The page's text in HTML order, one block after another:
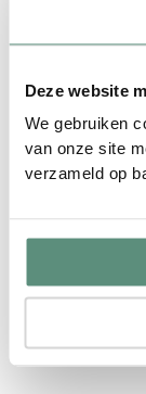
Deze website
We gebruiken
van onze site
verzameld op